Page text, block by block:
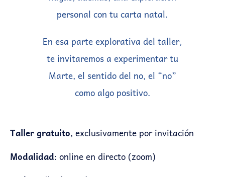
personal con tu carta natal.
En esa parte explorativa del taller,
te invitaremos a experimentar tu
Marte, el sentido del no, el “no”
como algo positivo.
Taller gratuito, exclusivamente por invitación
Modalidad: online en directo (zoom)